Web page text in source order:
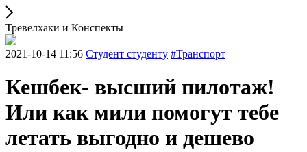
Тревелхаки и Конспекты
2021-10-14 11:56 Студент студенту #Транспорт
Кешбек- высший пилотаж!
Или как мили помогут тебе
летать выгодно и дешево